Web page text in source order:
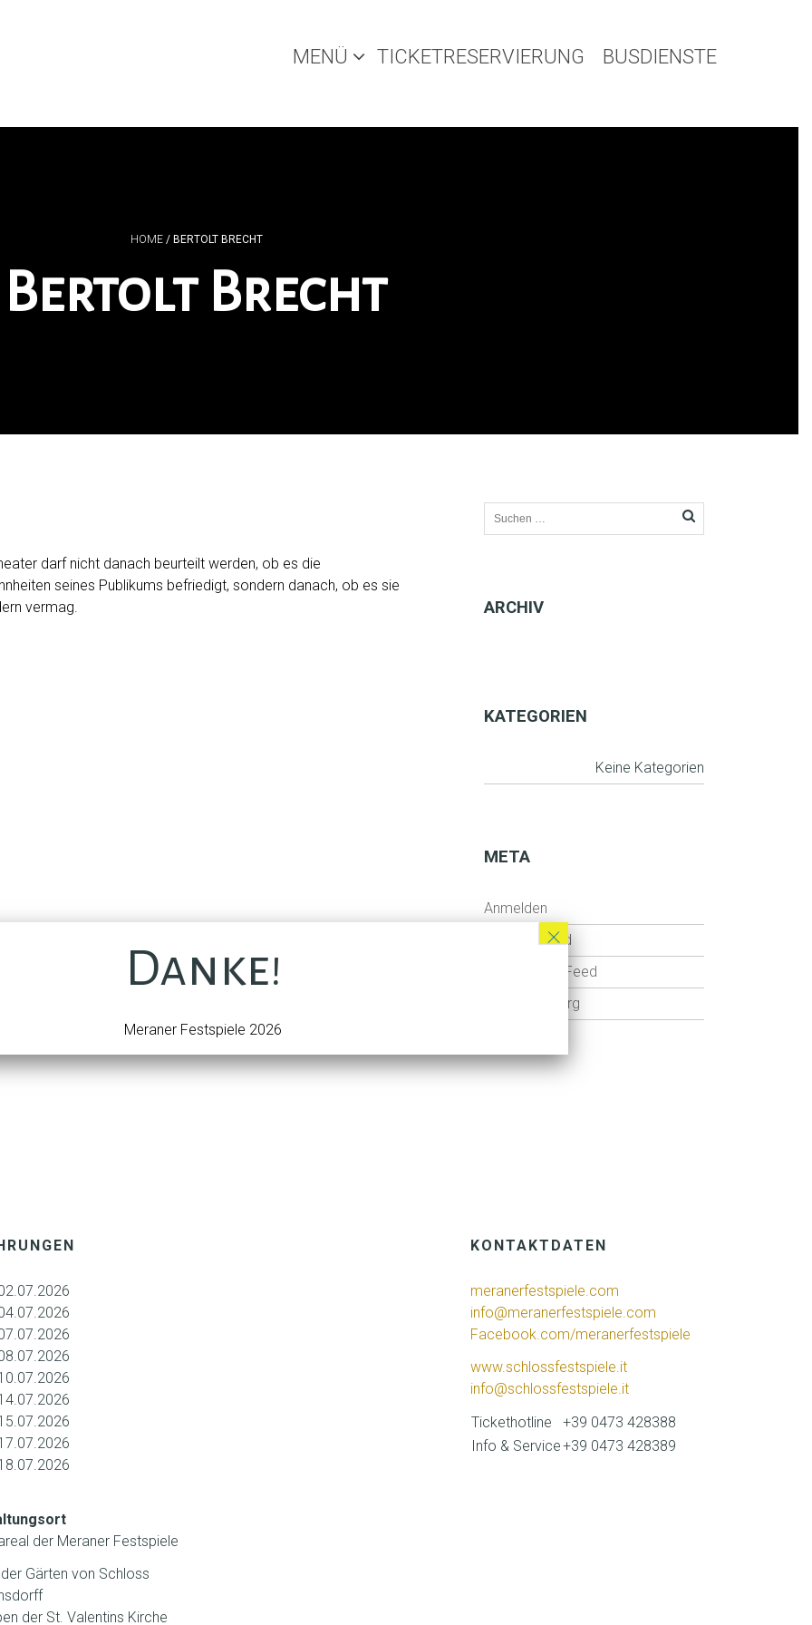
MENÜ TICKETRESERVIERUNG BUSDIENSTE
HOME / BERTOLT BRECHT
Bertolt Brecht
darf nicht danach beurteilt werden, ob es die
seines Publikums befriedigt, sondern danach, ob es sie
vermag.
ARCHIV
KATEGORIEN
Keine Kategorien
META
Anmelden
Eintrags-Feed
Kommentar-Feed
WordPress.org
der Meraner Festspiele
Gärten von Schloss
der St. Valentins Kirche
KONTAKTDATEN
meranerfestspiele.com
info@meranerfestspiele.com
Facebook.com/meranerfestspiele
www.schlossfestspiele.it
info@schlossfestspiele.it
Tickethotline
+39 0473 428388
Info & Service+39 0473 428389
Danke!
Meraner Festspiele 2026
×